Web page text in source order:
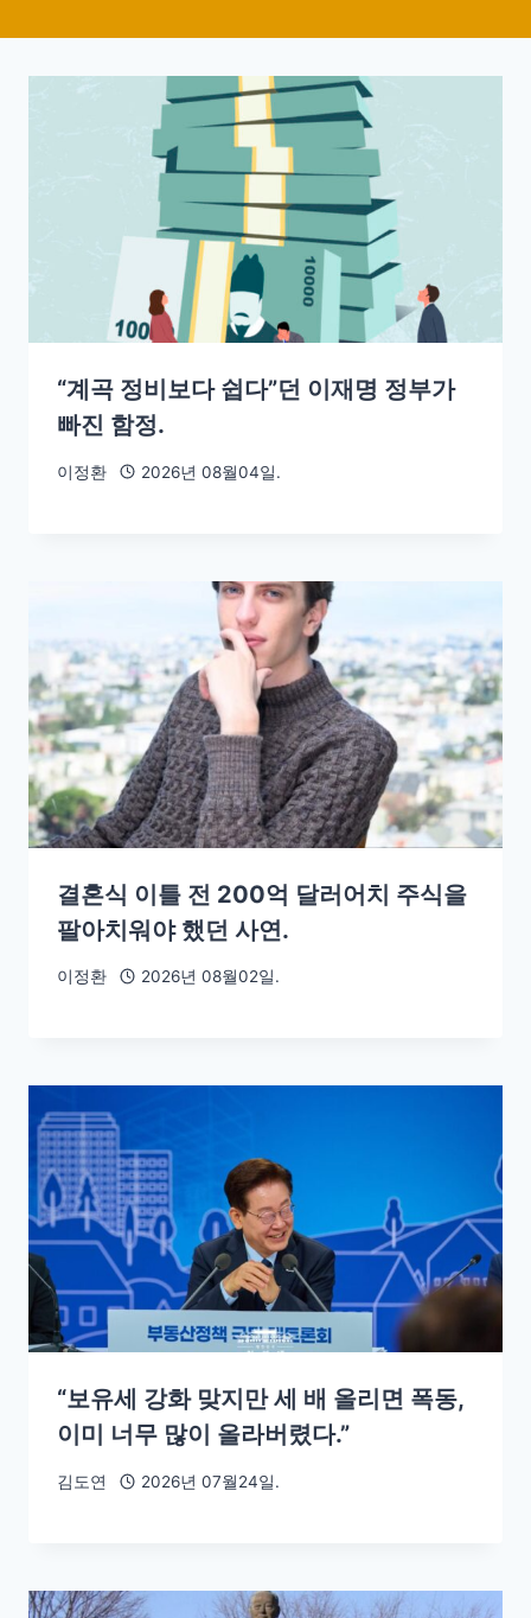
“계곡 정비보다 쉽다”던 이재명 정부가
빠진 함정.
이정환 2026년 08월04일.
결혼식 이틀 전 200억 달러어치 주식을
팔아치워야 했던 사연.
이정환 2026년 08월02일.
“보유세 강화 맞지만 세 배 올리면 폭동,
이미 너무 많이 올라버렸다.”
김도연 2026년 07월24일.